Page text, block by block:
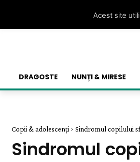
DRAGOSTE NUNȚI & MIRESE
Copii & adolescenți Sindromul copilului
Sindromul
Acest site